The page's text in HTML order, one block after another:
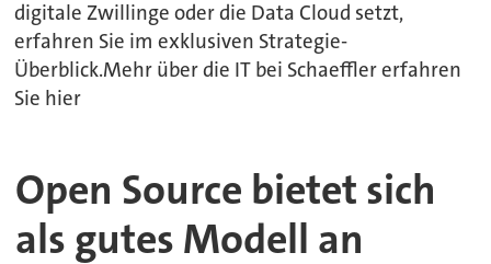
digitale Zwillinge oder die Data Cloud setzt,
erfahren Sie im exklusiven Strategie-
Überblick.Mehr über die IT bei Schaeffler erfahren
Sie hier
Open Source bietet sich
als gutes Modell an